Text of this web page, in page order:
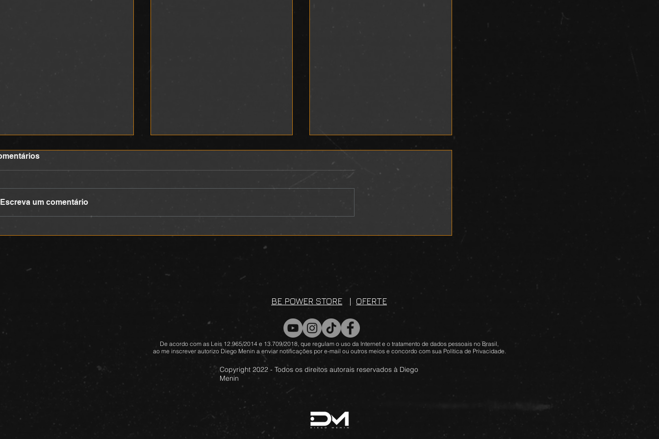
DEVOCIONAL
Escreva um comentário
BE POWER STORE | OFERTE
De acordo com as Leis 12.965/2014 e 13.709/2018, que regulam o uso da Internet e o tratamento de dados pessoais no Brasil,
ao me inscrever autorizo Diego Menin a enviar notificações por e-mail ou outros meios e concordo com sua Política de Privacidade.
Copyright 2022 - Todos os direitos autorais reservados à Diego
Menin